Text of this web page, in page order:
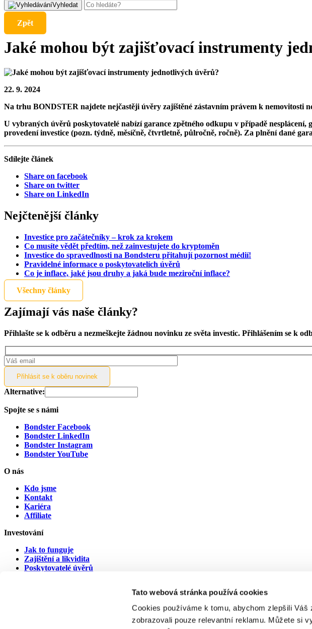
Tato webová stránka používá cookies
Cookies používáme k tomu, abychom zlepšili
zobrazovali pouze relevantní reklamu. Můžete si
Vyhledat
Zpět
Jaké mohou být zajišťovací instrumenty
22. 9. 2024
Na trhu BONDSTER najdete nejčastěji úvěry zajištěné zástavním právem k nemovitosti
U vybraných úvěrů poskytovatelé nabízí garance zpětného odkupu v případě
provedení investice (pozn. týdně, měsíčně, čtvrtletně, půlročně, ročně). Za plnění dané
Sdílejte článek
Share on facebook
Share on twitter
Share on LinkedIn
Nejčtenější články
Investice pro začátečníky – krok za krokem
Co musíte vědět předtím, než zainvestujete do kryptoměn
Investice do spravedlnosti na Bondsteru přitahují pozornost médií!
Pravidelné informace o poskytovatelích úvěrů
Co je inflace, jaké jsou druhy a jaká bude meziroční inflace?
Všechny články
Zajímají vás naše články?
Přihlašte se k odběru a nezmeškejte žádnou novinku ze světa investic. Přihlášením se k
Alternative:
Spojte se s námi
Bondster Facebook
Bondster LinkedIn
Bondster Instagram
Bondster YouTube
O nás
Kdo jsme
Kontakt
Kariéra
Affiliate
Investování
Jak to funguje
Zajištění a likvidita
Poskytovatelé úvěrů